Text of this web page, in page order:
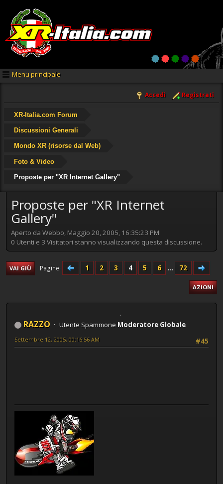
Menu principale
Accedi Registrati
XR-Italia.com Forum
Discussioni Generali
Mondo XR (risorse dal Web)
Foto & Video
Proposte per "XR Internet Gallery"
Proposte per "XR Internet
Gallery"
Aperto da Webbo, Maggio 20, 2005, 16:35:23 PM
0 Utenti e 3 Visitatori stanno visualizzando questa discussione.
VAI GIÙ Pagine 1 2 3 4 5 6 ... 72
AZIONI
RAZZO Utente Spammone Moderatore Globale
#45
Settembre 12, 2005, 00:16:56 AM